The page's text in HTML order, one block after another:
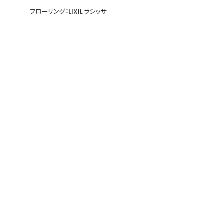
フローリング：LIXIL ラシッサ